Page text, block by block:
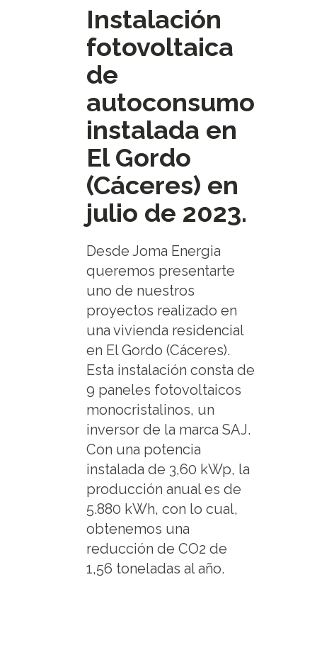
Instalación
fotovoltaica
de
autoconsumo
instalada en
El Gordo
(Cáceres) en
julio de 2023.
Desde Joma Energia
queremos presentarte
uno de nuestros
proyectos realizado en
una vivienda residencial
en El Gordo (Cáceres).
Esta instalación consta de
9 paneles fotovoltaicos
monocristalinos, un
inversor de la marca SAJ.
Con una potencia
instalada de 3,60 kWp, la
producción anual es de
5.880 kWh, con lo cual,
obtenemos una
reducción de CO2 de
1,56 toneladas al año.